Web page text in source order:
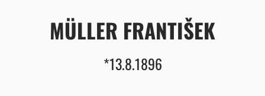
MÜLLER FRANTIŠEK
*13.8.1896